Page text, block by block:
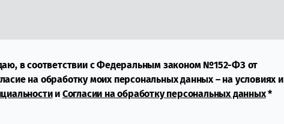
в соответствии с Федеральным законом №152-ФЗ от
на обработку моих персональных данных – на условиях и
и Согласии на обработку персональных данных*